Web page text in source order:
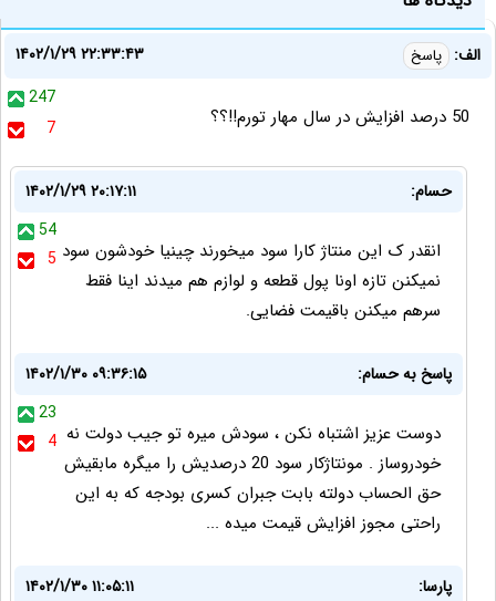
الف: پاسخ
۱۴۰۲/۱/۲۹ ۲۲:۳۳:۴۳
247
7
50 درصد افزایش در سال مهار تورم!!؟؟
حسام:
۱۴۰۲/۱/۲۹ ۲۰:۱۷:۱۱
54
5 انقدر ک این منتاژ کارا سود میخورند چینیا خودشون سود
نمیکنن تازه اونا پول قطعه و لوازم هم میدند اینا فقط
سرهم میکنن باقیمت فضایی.
پاسخ به حسام:
۱۴۰۲/۱/۳۰ ۰۹:۳۶:۱۵
23
4 دوست عزیز اشتباه نکن ، سودش میره تو جیب دولت نه
خودروساز . مونتاژکار سود 20 درصدیش را میگره مابقیش
حق الحساب دولته بابت جبران کسری بودجه که به این
راحتی مجوز افزایش قیمت میده ...
پارسا:
۱۴۰۲/۱/۳۰ ۱۱:۰۵:۱۱